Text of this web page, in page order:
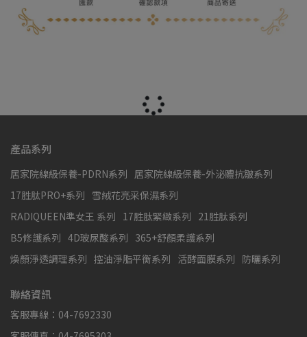
產品系列
居家院線級保養-PDRN系列 居家院線級保養-外泌體抗皺系列
17胜肽PRO+系列 雪絨花亮采保濕系列
RADIQUEEN準女王 系列 17胜肽緊緻系列 21胜肽系列
B5修護系列 4D玻尿酸系列 365+舒顏柔護系列
煥顏淨透調理系列 控油淨脂平衡系列 活酵面膜系列 防曬系列
聯絡資訊
客服專線：04-7692330